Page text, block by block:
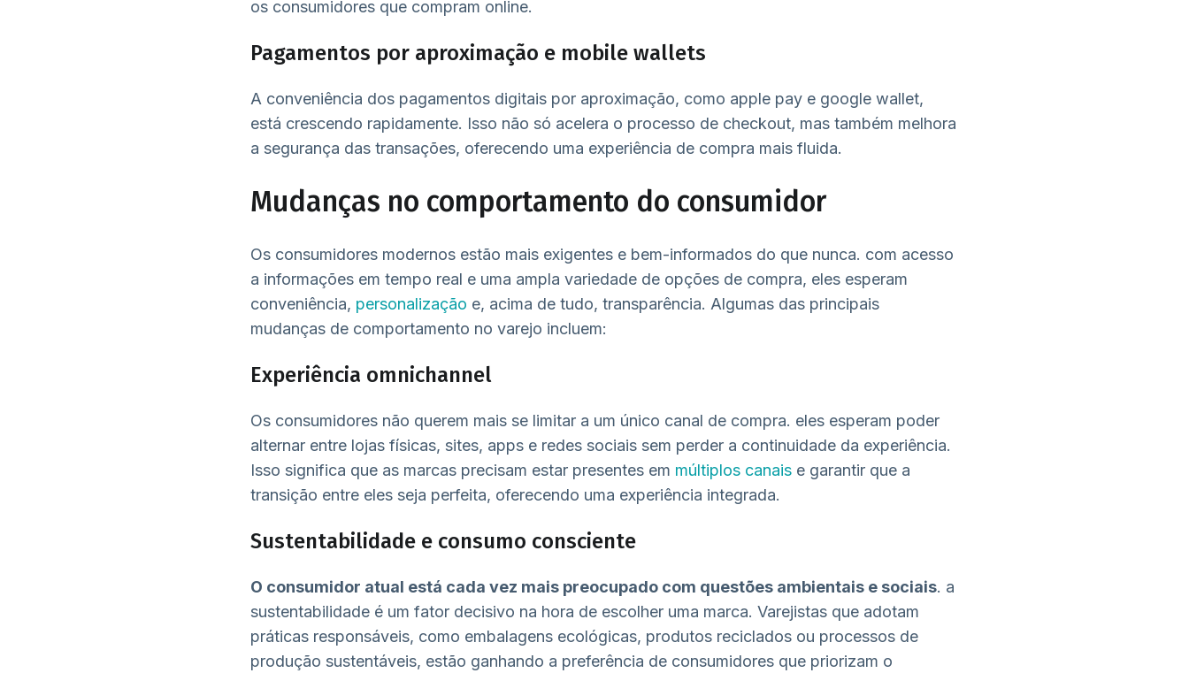
os consumidores que compram online.
Pagamentos por aproximação e mobile wallets
A conveniência dos pagamentos digitais por aproximação, como apple pay e google wallet,
está crescendo rapidamente. Isso não só acelera o processo de checkout, mas também melhora
a segurança das transações, oferecendo uma experiência de compra mais fluida.
Mudanças no comportamento do consumidor
Os consumidores modernos estão mais exigentes e bem-informados do que nunca. com acesso
a informações em tempo real e uma ampla variedade de opções de compra, eles esperam
conveniência, personalização e, acima de tudo, transparência. Algumas das principais
mudanças de comportamento no varejo incluem:
Experiência omnichannel
Os consumidores não querem mais se limitar a um único canal de compra. eles esperam poder
alternar entre lojas físicas, sites, apps e redes sociais sem perder a continuidade da experiência.
Isso significa que as marcas precisam estar presentes em múltiplos canaise garantir que a
transição entre eles seja perfeita, oferecendo uma experiência integrada.
Sustentabilidade e consumo consciente
O consumidor atual está cada vez mais preocupado com questões ambientais e sociais. a
sustentabilidade é um fator decisivo na hora de escolher uma marca. Varejistas que adotam
práticas responsáveis, como embalagens ecológicas, produtos reciclados ou processos de
produção sustentáveis, estão ganhando a preferência de consumidores que priorizam o